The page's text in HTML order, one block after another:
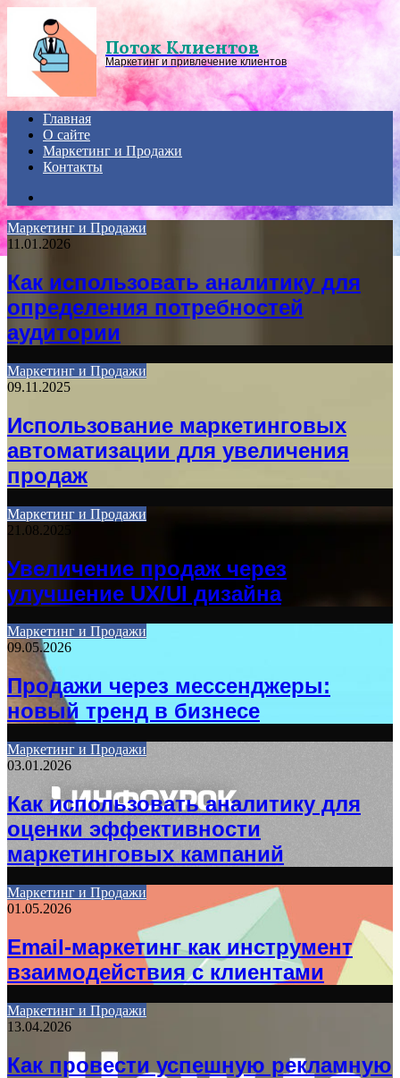
Поток Клиентов
Маркетинг и привлечение клиентов
Главная
О сайте
Маркетинг и Продажи
Контакты
for
Маркетинг и Продажи
11.01.2026
Как использовать аналитику для
определения потребностей
аудитории
Маркетинг и Продажи
09.11.2025
Использование маркетинговых
автоматизации для увеличения
продаж
Маркетинг и Продажи
21.08.2025
Увеличение продаж через
улучшение UX/UI дизайна
Маркетинг и Продажи
09.05.2026
Продажи через мессенджеры:
новый тренд в бизнесе
Маркетинг и Продажи
03.01.2026
Как использовать аналитику для
оценки эффективности
маркетинговых кампаний
Маркетинг и Продажи
01.05.2026
Email-маркетинг как инструмент
взаимодействия с клиентами
Маркетинг и Продажи
13.04.2026
Как провести успешную рекламную